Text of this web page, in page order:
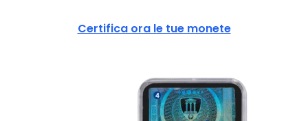
Certifica ora le tue monete